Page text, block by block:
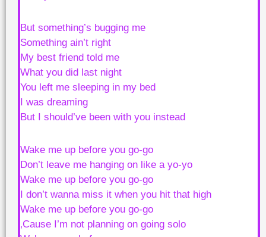
But something’s bugging me
Something ain’t right
My best friend told me
What you did last night
You left me sleeping in my bed
I was dreaming
But I should’ve been with you instead
Wake me up before you go-go
Don’t leave me hanging on like a yo-yo
Wake me up before you go-go
I don’t wanna miss it when you hit that high
Wake me up before you go-go
‚Cause I’m not planning on going solo